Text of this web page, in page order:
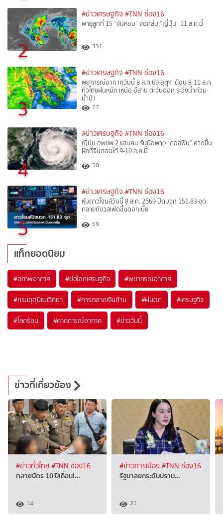
2
#ข่าวเศรษฐกิจ #TNN ช่อง16
พายุลูกที่ 15 “จันหอม” จ่อถล่ม “ญี่ปุ่น” 11 ส.ค.นี้
331
3
#ข่าวเศรษฐกิจ #TNN ช่อง16
พยากรณ์อากาศวันนี้ 8 ส.ค.69 อุตุฯ เตือน 8-11 ส.ค
ทั่วไทยฝนหนัก เหนือ อีสาน ตะวันออก ระวังน้ำท่วม-
น้ำป่า
77
4
#ข่าวเศรษฐกิจ #TNN ช่อง16
ญี่ปุ่น อพยพ 2 แสนคน รับมือพายุ “ดอลฟิน” คาดขึ้น
ฝั่งที่จีนตอนใต้ 9-10 ส.ค.นี้
50
5
#ข่าวเศรษฐกิจ #TNN ช่อง16
หุ้นดาวโจนส์วันนี้ 8 ส.ค. 2569 ปิดบวก 151.83 จุด
คลายกังวลเฟดขึ้นดอกเบี้ย
59
แท็กยอดนิยม
#สภาพอากาศ #ย่อโลกเศรษฐกิจ #พยากรณ์อากาศ
#กรมอุตุนิยมวิทยา #การตลาดเงินล้าน #ฝนตก #เศรษฐกิจ
#โลกร้อน #คาดการณ์อากาศ #ข่าววันนี้
ข่าวที่เกี่ยวข้อง
#ข่าวทั่วไทย#TNN ช่อง16
ทลายบัตร 10 ปีเถื่อน!…
14
#ข่าวการเมือง#TNN ช่อง16
รัฐบาลยกระดับปราบ…
21